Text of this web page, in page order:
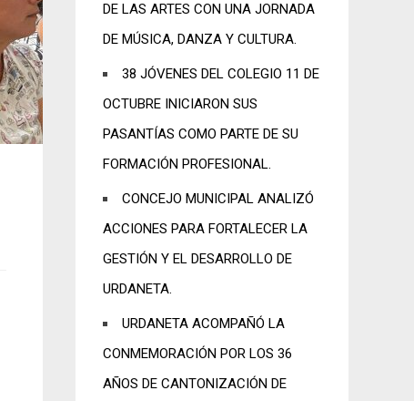
DE LAS ARTES CON UNA JORNADA
DE MÚSICA, DANZA Y CULTURA.
38 JÓVENES DEL COLEGIO 11 DE
OCTUBRE INICIARON SUS
PASANTÍAS COMO PARTE DE SU
FORMACIÓN PROFESIONAL.
CONCEJO MUNICIPAL ANALIZÓ
ACCIONES PARA FORTALECER LA
GESTIÓN Y EL DESARROLLO DE
URDANETA.
URDANETA ACOMPAÑÓ LA
CONMEMORACIÓN POR LOS 36
AÑOS DE CANTONIZACIÓN DE